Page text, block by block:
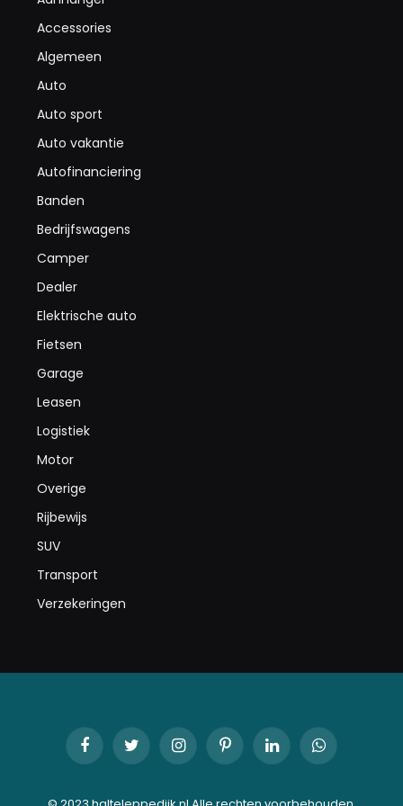
Accessories
Algemeen
Auto
Auto sport
Auto vakantie
Autofinanciering
Banden
Bedrijfswagens
Camper
Dealer
Elektrische auto
Fietsen
Garage
Leasen
Logistiek
Motor
Overige
Rijbewijs
SUV
Transport
Verzekeringen
FacebookTwitter InstagramPinterestLinkedInWhatsApp